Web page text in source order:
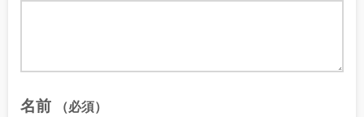
名前 （必須）